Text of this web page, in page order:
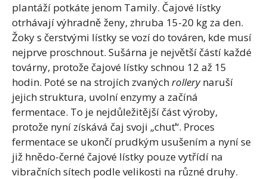
plantáží potkáte jenom Tamily. Čajové lístky
otrhávají výhradně ženy, zhruba 15-20 kg za den.
Žoky s čerstvými lístky se vozí do továren, kde musí
nejprve proschnout. Sušárna je největší částí každé
továrny, protože čajové lístky schnou 12 až 15
hodin. Poté se na strojích zvanýchrollerynaruší
jejich struktura, uvolní enzymy a začíná
fermentace. To je nejdůležitější část výroby,
protože nyní získává čaj svoji „chuť“. Proces
fermentace se ukončí prudkým usušením a nyní se
již hnědo-černé čajové lístky pouze vytřídí na
vibračních sítech podle velikosti na různé druhy.